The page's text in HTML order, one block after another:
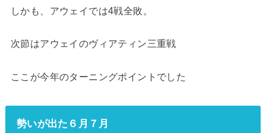
しかも、アウェイでは4戦全敗。
次節はアウェイのヴィアティン三重戦
ここが今年のターニングポイントでした
勢いが出た６月７月